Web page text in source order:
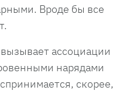
Вроде бы все
ассоциации
нарядами
скорее,